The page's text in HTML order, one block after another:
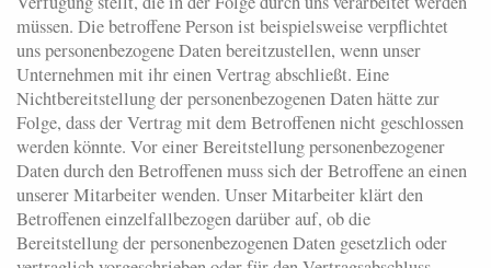
müssen. Die betroffene Person ist beispielsweise verpflichtet
uns personenbezogene Daten bereitzustellen, wenn unser
Unternehmen mit ihr einen Vertrag abschließt. Eine
Nichtbereitstellung der personenbezogenen Daten hätte zur
Folge, dass der Vertrag mit dem Betroffenen nicht geschlossen
werden könnte. Vor einer Bereitstellung personenbezogener
Daten durch den Betroffenen muss sich der Betroffene an einen
unserer Mitarbeiter wenden. Unser Mitarbeiter klärt den
Betroffenen einzelfallbezogen darüber auf, ob die
Bereitstellung der personenbezogenen Daten gesetzlich oder